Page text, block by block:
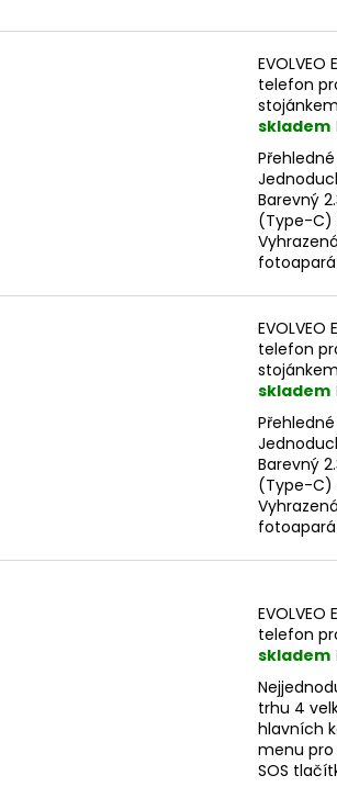
telefon
skladem
Barevný
(Type-C)
telefon
skladem
Barevný
(Type-C)
telefon
skladem
trhu 4
hlavních
menu pro
SOS